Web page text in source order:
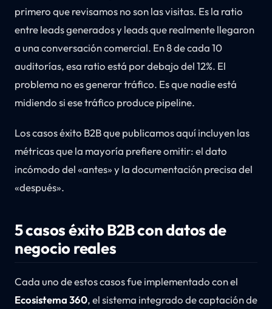
primero que revisamos no son las visitas. Es la ratio
entre leads generados y leads que realmente llegaron
a una conversación comercial. En 8 de cada 10
auditorías, esa ratio está por debajo del 12%. El
problema no es generar tráfico. Es que nadie está
midiendo si ese tráfico produce pipeline.
Los casos éxito B2B que publicamos aquí incluyen las
métricas que la mayoría prefiere omitir: el dato
incómodo del «antes» y la documentación precisa del
«después».
5 casos éxito B2B con datos de
negocio reales
Cada uno de estos casos fue implementado con el
Ecosistema 360, el sistema integrado de captación de